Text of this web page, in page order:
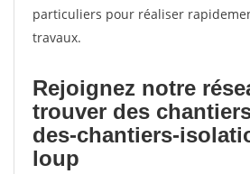
particuliers pour réaliser
travaux.
Rejoignez notre
trouver des
des-chantiers-
loup